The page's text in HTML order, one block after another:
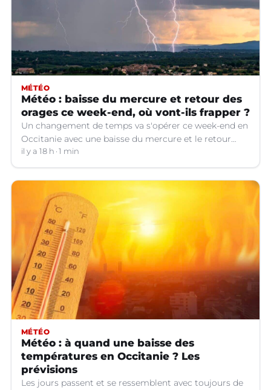
MÉTÉO
Météo : baisse du mercure et retour des
orages ce week-end, où vont-ils frapper ?
Un changement de temps va s'opérer ce week-end en
Occitanie avec une baisse du mercure et le retour
d'orages dans certains départements.
il y a 18 h 1 min
MÉTÉO
Météo : à quand une baisse des
températures en Occitanie ? Les
prévisions
Les jours passent et se ressemblent avec toujours de